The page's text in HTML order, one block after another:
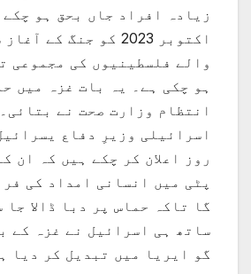
اکتوبر 2023 کو جنگ
ہو چکی ہے۔ یہ بات غزہ میں
انتظام وزارت صحت نے
اسرائیلی وزیرِ دفاع
روز اعلان کر چکے ہیں کہ ان
پٹی میں انسانی امداد کی
گا تاکہ حماس پر دبا ڈالا جا
ساتھ ہی اسرائیل نے غزہ کے
گو ایریا میں تبدیل کر دیا